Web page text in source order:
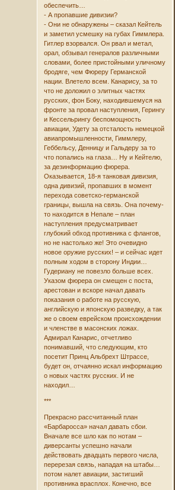
обеспечить…
- А пропавшие дивизии?
- Они не обнаружены – сказал Кейтель
и заметил усмешку на губах Гиммлера.
Гитлер взорвался. Он рвал и метал,
орал, обзывал генералов различными
словами, более пристойными уличному
бродяге, чем Фюреру Германской
нации. Влетело всем. Канарису, за то
что не доложил о элитных частях
русских, фон Боку, находившемуся на
фронте за провал наступления, Герингу
и Кессельрингу беспомощность
авиации, Удету за отсталость немецкой
авиапромышленности, Гиммлеру,
Геббельсу, Денницу и Гальдеру за то
что попались на глаза… Ну и Кейтелю,
за дезинформацию фюрера.
Оказывается, 18-я танковая дивизия,
одна дивизий, пропавших в момент
перехода советско-германской
границы, вышла на связь. Она почему-
то находится в Непале – план
наступления предусматривает
глубокий обход противника с флангов,
но не настолько же! Это очевидно
новое оружие русских! – и сейчас идет
полным ходом в сторону Индии…
Гудериану не повезло больше всех.
Указом фюрера он смещен с поста,
арестован и вскоре начал давать
показания о работе на русскую,
английскую и японскую разведку, а так
же о своем еврейском происхождении
и членстве в масонских ложах.
Адмирал Канарис, отчетливо
понимавший, что следующим, кто
посетит Принц Альбрехт Штрассе,
будет он, отчаянно искал информацию
о новых частях русских. И не
находил…
***
Прекрасно рассчитанный план
«Барбаросса» начал давать сбои.
Вначале все шло как по нотам –
диверсанты успешно начали
действовать двадцать первого числа,
перерезая связь, нападая на штабы…
потом налет авиации, застигший
противника врасплох. Конечно, все